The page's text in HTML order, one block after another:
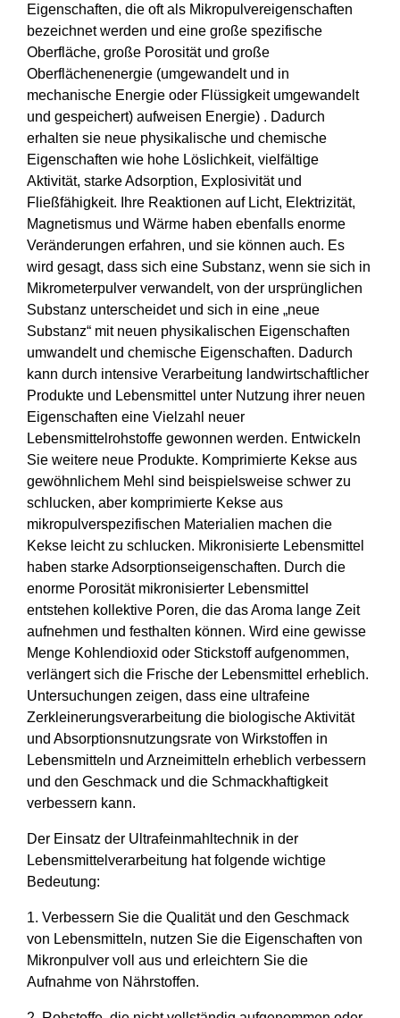
Eigenschaften, die oft als Mikropulvereigenschaften
bezeichnet werden und eine große spezifische
Oberfläche, große Porosität und große
Oberflächenenergie (umgewandelt und in
mechanische Energie oder Flüssigkeit umgewandelt
und gespeichert) aufweisen Energie) . Dadurch
erhalten sie neue physikalische und chemische
Eigenschaften wie hohe Löslichkeit, vielfältige
Aktivität, starke Adsorption, Explosivität und
Fließfähigkeit. Ihre Reaktionen auf Licht, Elektrizität,
Magnetismus und Wärme haben ebenfalls enorme
Veränderungen erfahren, und sie können auch. Es
wird gesagt, dass sich eine Substanz, wenn sie sich in
Mikrometerpulver verwandelt, von der ursprünglichen
Substanz unterscheidet und sich in eine „neue
Substanz“ mit neuen physikalischen Eigenschaften
umwandelt und chemische Eigenschaften. Dadurch
kann durch intensive Verarbeitung landwirtschaftlicher
Produkte und Lebensmittel unter Nutzung ihrer neuen
Eigenschaften eine Vielzahl neuer
Lebensmittelrohstoffe gewonnen werden. Entwickeln
Sie weitere neue Produkte. Komprimierte Kekse aus
gewöhnlichem Mehl sind beispielsweise schwer zu
schlucken, aber komprimierte Kekse aus
mikropulverspezifischen Materialien machen die
Kekse leicht zu schlucken. Mikronisierte Lebensmittel
haben starke Adsorptionseigenschaften. Durch die
enorme Porosität mikronisierter Lebensmittel
entstehen kollektive Poren, die das Aroma lange Zeit
aufnehmen und festhalten können. Wird eine gewisse
Menge Kohlendioxid oder Stickstoff aufgenommen,
verlängert sich die Frische der Lebensmittel erheblich.
Untersuchungen zeigen, dass eine ultrafeine
Zerkleinerungsverarbeitung die biologische Aktivität
und Absorptionsnutzungsrate von Wirkstoffen in
Lebensmitteln und Arzneimitteln erheblich verbessern
und den Geschmack und die Schmackhaftigkeit
verbessern kann.
Der Einsatz der Ultrafeinmahltechnik in der
Lebensmittelverarbeitung hat folgende wichtige
Bedeutung:
1. Verbessern Sie die Qualität und den Geschmack
von Lebensmitteln, nutzen Sie die Eigenschaften von
Mikronpulver voll aus und erleichtern Sie die
Aufnahme von Nährstoffen.